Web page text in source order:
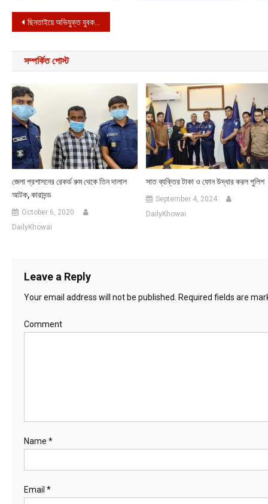
Post navigation
ছিনতাইয়ে অভিযুক্ত যুবক কারাগারে
সম্পর্কিত পোস্ট
জেলা প্রশাসনের রেকর্ড রুম থেকে তিন দালাল
আটক, কারাদন্ড
October 6, 2020
DailyKhowai
সাত ব্যক্তির টাকা ও ফোন উদ্ধার করল পুলিশ
September 4, 2024
DailyKhowai
Leave a Reply
Your email address will not be published. Required fields are
Comment
Name *
Email *